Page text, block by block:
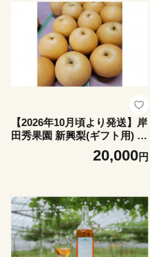
【2026年10月頃より発送】岸
田秀果園 新興梨(ギフト用) 5k
20,000円